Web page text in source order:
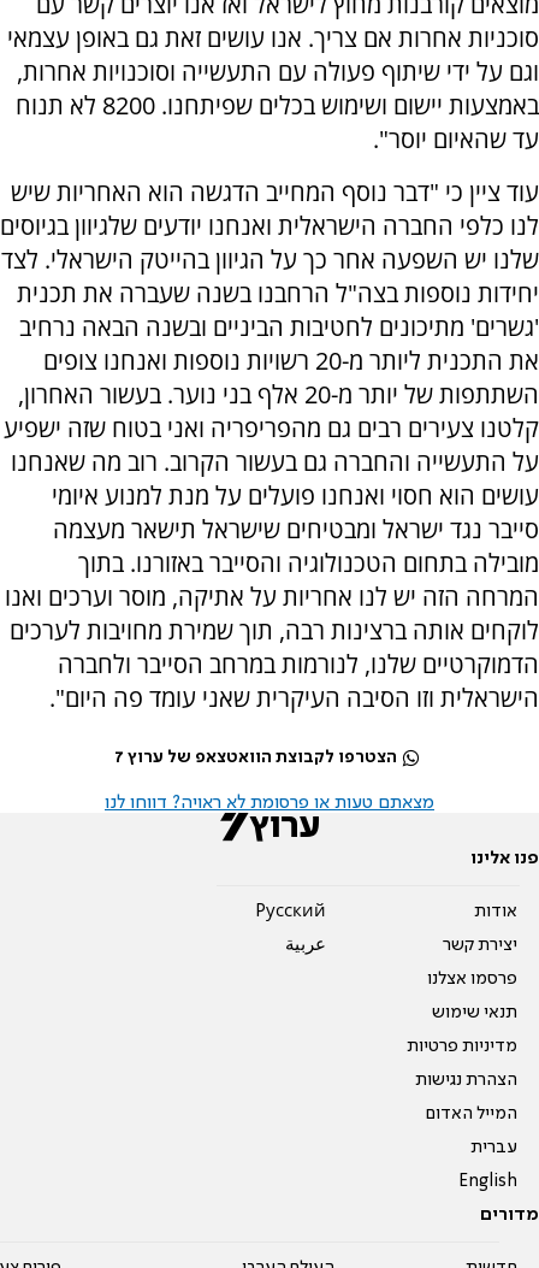
סוכניות אחרות אם צריך. אנו עושים זאת גם באופן עצמאי
וגם על ידי שיתוף פעולה עם התעשייה וסוכנויות אחרות,
באמצעות יישום ושימוש בכלים שפיתחנו. 8200 לא תנוח
עד שהאיום יוסר".
עוד ציין כי "דבר נוסף המחייב הדגשה הוא האחריות שיש
לנו כלפי החברה הישראלית ואנחנו יודעים שלגיוון בגיוסים
שלנו יש השפעה אחר כך על הגיוון בהייטק הישראלי. לצד
יחידות נוספות בצה"ל הרחבנו בשנה שעברה את תכנית
'גשרים' מתיכונים לחטיבות הביניים ובשנה הבאה נרחיב
את התכנית ליותר מ-20 רשויות נוספות ואנחנו צופים
השתתפות של יותר מ-20 אלף בני נוער. בעשור האחרון,
קלטנו צעירים רבים גם מהפריפריה ואני בטוח שזה ישפיע
על התעשייה והחברה גם בעשור הקרוב. רוב מה שאנחנו
עושים הוא חסוי ואנחנו פועלים על מנת למנוע איומי
סייבר נגד ישראל ומבטיחים שישראל תישאר מעצמה
מובילה בתחום הטכנולוגיה והסייבר באזורנו. בתוך
המרחה הזה יש לנו אחריות על אתיקה, מוסר וערכים ואנו
לוקחים אותה ברצינות רבה, תוך שמירת מחויבות לערכים
הדמוקרטיים שלנו, לנורמות במרחב הסייבר ולחברה
הישראלית וזו הסיבה העיקרית שאני עומד פה היום".
הצטרפו לקבוצת הוואטצאפ של ערוץ 7
מצאתם טעות או פרסומת לא ראויה? דווחו לנו
פנו אלינו
אודות
יצירת קשר
פרסמו אצלנו
תנאי שימוש
מדיניות פרטיות
הצהרת נגישות
המייל האדום
עברית
English
Pусский
عربية
מדורים